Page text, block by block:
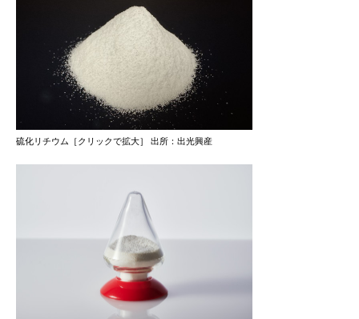
硫化リチウム［クリックで拡大］ 出所：出光興産